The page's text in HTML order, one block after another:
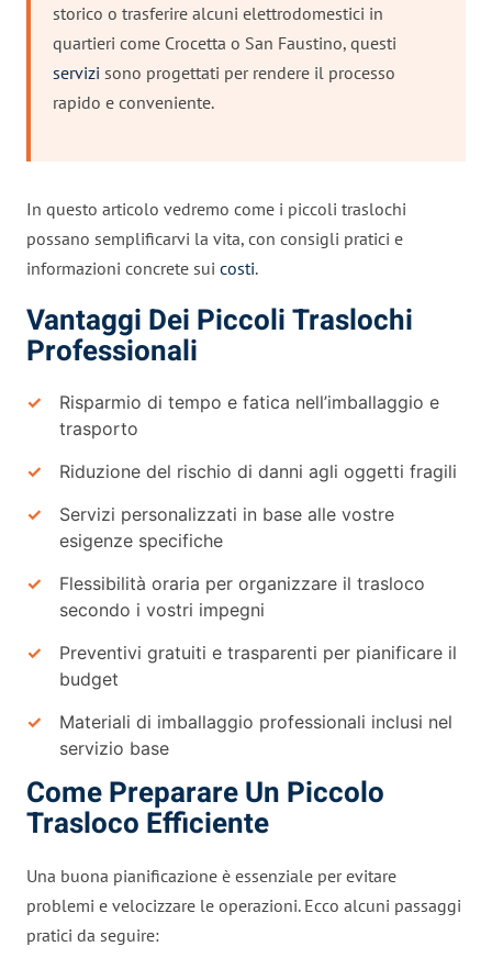
storico o trasferire alcuni elettrodomestici in
quartieri come Crocetta o San Faustino, questi
servizi sono progettati per rendere il processo
rapido e conveniente.
In questo articolo vedremo come i piccoli traslochi
possano semplificarvi la vita, con consigli pratici e
informazioni concrete sui costi.
Vantaggi Dei Piccoli Traslochi
Professionali
Risparmio di tempo e fatica nell’imballaggio e
trasporto
Riduzione del rischio di danni agli oggetti fragili
Servizi personalizzati in base alle vostre
esigenze specifiche
Flessibilità oraria per organizzare il trasloco
secondo i vostri impegni
Preventivi gratuiti e trasparenti per pianificare il
budget
Materiali di imballaggio professionali inclusi nel
servizio base
Come Preparare Un Piccolo
Trasloco Efficiente
Una buona pianificazione è essenziale per evitare
problemi e velocizzare le operazioni. Ecco alcuni passaggi
pratici da seguire: